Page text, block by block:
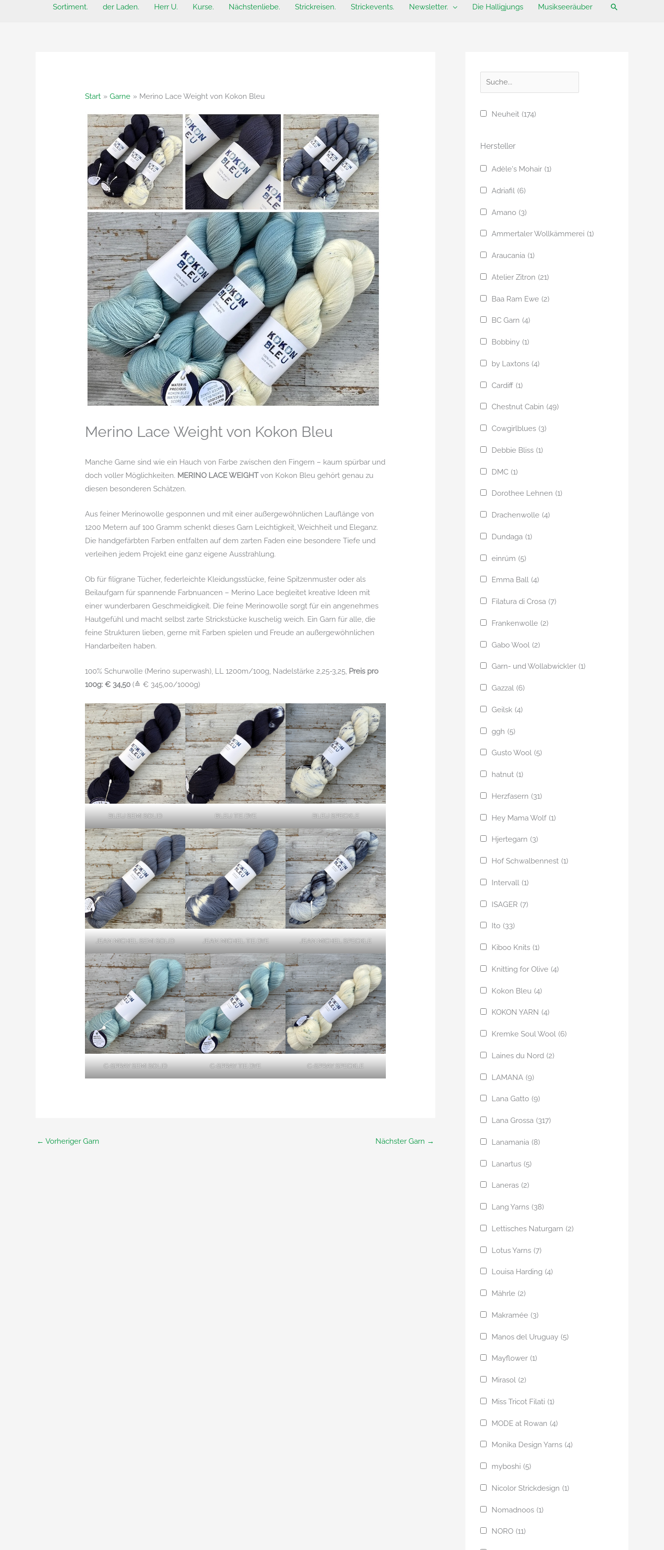
Sortiment. der Laden. Herr U. Kurse. Nächstenliebe. Strickreisen. Strickevents. Newsletter. Die Halligjungs Musikseeräuber Suchen
Start Garne Merino Lace Weight von Kokon Bleu
Merino Lace Weight von Kokon Bleu
Manche Garne sind wie ein Hauch von Farbe zwischen den Fingern – kaum spürbar und
doch voller Möglichkeiten. MERINO LACE WEIGHTvon Kokon Bleu gehört genau zu
diesen besonderen Schätzen.
Aus feiner Merinowolle gesponnen und mit einer außergewöhnlichen Lauflänge von
1200 Metern auf 100 Gramm schenkt dieses Garn Leichtigkeit, Weichheit und Eleganz.
Die handgefärbten Farben entfalten auf dem zarten Faden eine besondere Tiefe und
verleihen jedem Projekt eine ganz eigene Ausstrahlung.
Ob für filigrane Tücher, federleichte Kleidungsstücke, feine Spitzenmuster oder als
Beilaufgarn für spannende Farbnuancen – Merino Lace begleitet kreative Ideen mit
einer wunderbaren Geschmeidigkeit. Die feine Merinowolle sorgt für ein angenehmes
Hautgefühl und macht selbst zarte Strickstücke kuschelig weich. Ein Garn für alle, die
feine Strukturen lieben, gerne mit Farben spielen und Freude an außergewöhnlichen
Handarbeiten haben.
100% Schurwolle (Merino superwash), LL 1200m/100g, Nadelstärke 2,25-3,25, Preis pro
100g: € 34,50(≙ € 345,00/1000g)
BLEU SEMI SOLID BLEU TIE DYE BLEU SPECKLE
JEAN MICHEL SEMI SOLID JEAN MICHEL TIE DYE JEAN MICHEL SPECKLE
C-SPRAY SEMI SOLID C-SPRAY TIE DYE C-SPRAY SPECKLE
← Vorheriger Garn Nächster Garn →
u
c
Neuheit (174)
Hersteller
Adèle's Mohair (1)
Adriafil (6)
Amano (3)
Ammertaler Wollkämmerei (1)
Araucania (1)
Atelier Zitron (21)
Baa Ram Ewe (2)
BC Garn (4)
Bobbiny (1)
by Laxtons (4)
Cardiff (1)
Chestnut Cabin (49)
Cowgirlblues (3)
Debbie Bliss (1)
DMC (1)
Dorothee Lehnen (1)
Drachenwolle (4)
Dundaga (1)
einrúm (5)
Emma Ball (4)
Filatura di Crosa (7)
Frankenwolle (2)
Gabo Wool (2)
Garn- und Wollabwickler (1)
Gazzal (6)
Geilsk (4)
ggh (5)
Gusto Wool (5)
hatnut (1)
Herzfasern (31)
Hey Mama Wolf (1)
Hjertegarn (3)
Hof Schwalbennest (1)
Intervall (1)
ISAGER (7)
Ito (33)
Kiboo Knits (1)
Knitting for Olive (4)
Kokon Bleu (4)
KOKON YARN (4)
Kremke Soul Wool (6)
Laines du Nord (2)
LAMANA (9)
Lana Gatto (9)
Lana Grossa (317)
Lanamania (8)
Lanartus (5)
Laneras (2)
Lang Yarns (38)
Lettisches Naturgarn (2)
Lotus Yarns (7)
Louisa Harding (4)
Mährle (2)
Makramée (3)
Manos del Uruguay (5)
Mayflower (1)
Mirasol (2)
Miss Tricot Filati (1)
MODE at Rowan (4)
Monika Design Yarns (4)
myboshi (5)
Nicolor Strickdesign (1)
Nomadnoos (1)
NORO (11)